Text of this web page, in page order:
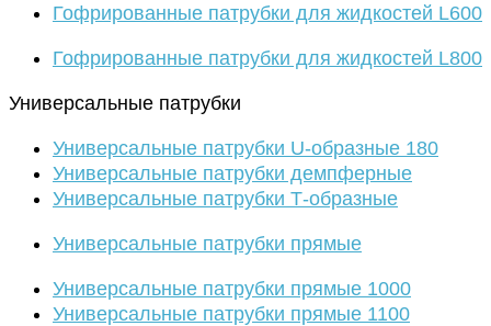
Гофрированные патрубки для жидкостей L600
Гофрированные патрубки для жидкостей L800
Универсальные патрубки
Универсальные патрубки U-образные 180
Универсальные патрубки демпферные
Универсальные патрубки Т-образные
Универсальные патрубки прямые
Универсальные патрубки прямые 1000
Универсальные патрубки прямые 1100